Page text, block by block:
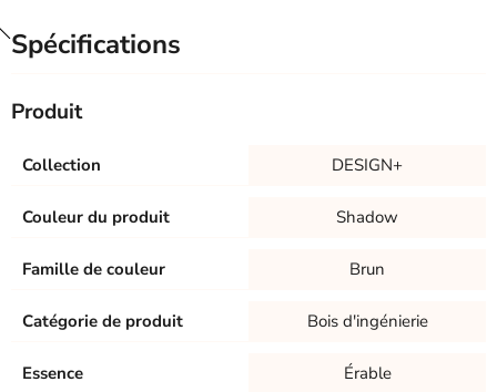
Spécifications
Produit
Collection DESIGN+
Couleur du produit Shadow
Famille de couleur Brun
Catégorie de produit Bois d'ingénierie
Essence Érable